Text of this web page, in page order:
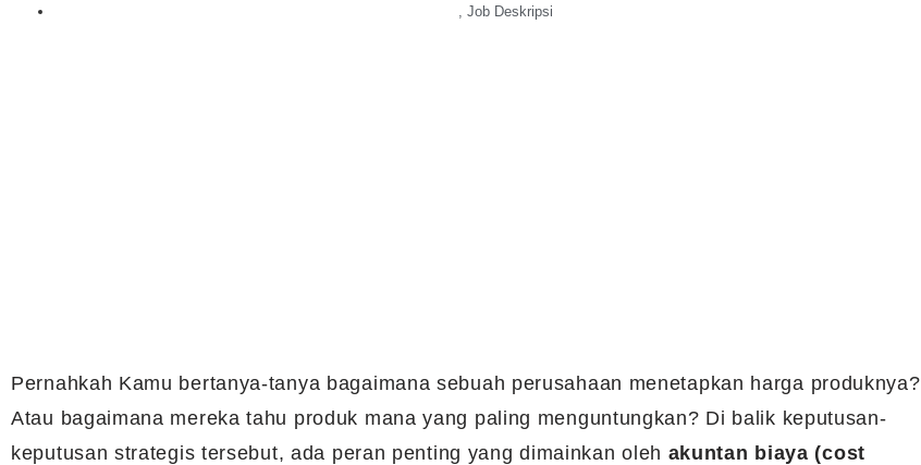
Job Deskripsi
Pernahkah Kamu bertanya-tanya bagaimana sebuah perusahaan menetapkan harga produknya?
Atau bagaimana mereka tahu produk mana yang paling menguntungkan? Di balik keputusan-
keputusan strategis tersebut, ada peran penting yang dimainkan oleh akuntan biaya (cost